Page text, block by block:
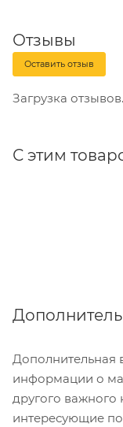
Отзывы
Оставить отзыв
Загрузка
С этим
Дополнительная
информации о
другого важного
интересующие